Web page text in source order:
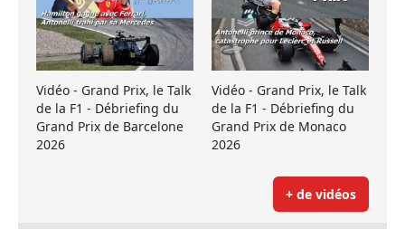
Vidéo - Grand Prix, le Talk
de la F1 - Débriefing du
Grand Prix de Barcelone
2026
Vidéo - Grand Prix, le Talk
de la F1 - Débriefing du
Grand Prix de Monaco
2026
+ de vidéos